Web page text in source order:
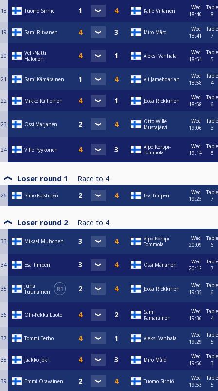
18 Tuomo Sirniö Kalle Viitanen
Wed
18:40
Table
8
19 Sami Ritvanen Miro Mård
Wed
18:41
Table
7
20
Veli-Matti
Halonen
Aleksi Vanhala
Wed
18:54
Table
5
21 Sami Kämäräinen Ali Jamehdarian
Wed
18:58
Table
4
22 Mikko Kallioinen Joosa Riekkinen
Wed
18:58
Table
6
23 Ossi Marjanen
Otto-Wille
Mustajärvi
Wed
19:06
Table
3
24 Ville Pyykönen
Alpo Korppi-
Tommola
Wed
19:14
Table
8
Loser round 1 Race to 4
26 Simo Koistinen Esa Timperi
Wed
19:25
Table
7
Loser round 2 Race to 4
33 Mikael Muhonen
Alpo Korppi-
Tommola
Wed
20:09
Table
6
34 Esa Timperi Ossi Marjanen
Wed
20:12
Table
7
35
Juha
Tuunainen
R1 Joosa Riekkinen
Wed
19:35
Table
6
36 Olli-Pekka Luoto
Sami
Kämäräinen
Wed
19:36
Table
4
37 Tommi Terho Aleksi Vanhala
Wed
19:29
Table
5
38 Jaakko Joki Miro Mård
Wed
19:50
Table
3
39 Emmi Oravainen Tuomo Sirniö
Wed
19:53
Table
5